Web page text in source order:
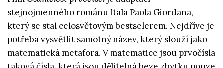
stejnojmenného románu Itala Paola Giordana,
který se stal celosvětovým bestselerem. Nejdříve je
potřeba vysvětlit samotný název, který slouží jako
matematická metafora. V matematice jsou prvočísla